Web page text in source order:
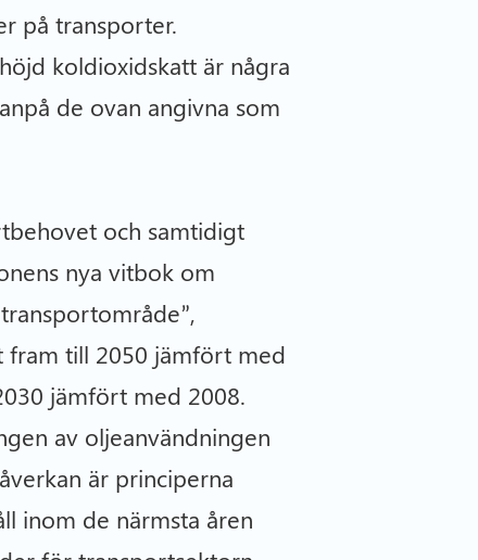
på transporter.
koldioxidskatt är några
de ovan angivna som
och samtidigt
nya vitbok om
fram till 2050 jämfört med
jämfört med 2008.
av oljeanvändningen
är principerna
inom de närmsta åren